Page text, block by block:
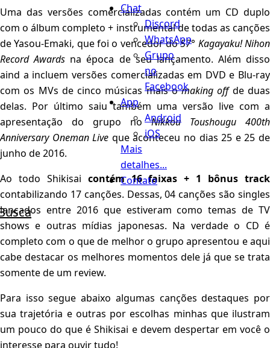
Chat
Discord
WhatsApp
Grupo
no
Facebook
App
Android
iOS
Mais
detalhes...
Contato
Uma das versões comercializadas contém um CD duplo
com o álbum completo + instrumental de todas as canções
de Yasou-Emaki, que foi o vencedor do57° Kagayaku! Nihon
Record Awards na época de seu lançamento. Além disso
aind a incluem versões comercializadas em DVD e Blu-ray
com os MVs de cinco músicas mais omaking off de duas
delas. Por último saiu também uma versão live com a
apresentação do grupo no Nikkou Toushougu 400th
Anniversary Oneman Live que aconteceu no dias 25 e 25 de
junho de 2016.
Ao todo Shikisai contém 16 faixas + 1 bônus track
contabilizando 17 canções. Dessas, 04 canções são singles
lançados entre 2016 que estiveram como temas de TV
shows e outras mídias japonesas. Na verdade o CD é
completo com o que de melhor o grupo apresentou e aqui
cabe destacar os melhores momentos dele já que se trata
somente de um review.
Para isso segue abaixo algumas canções destaques por
sua trajetória e outras por escolhas minhas que ilustram
um pouco do que é Shikisai e devem despertar em você o
interesse para ouvir tudo!